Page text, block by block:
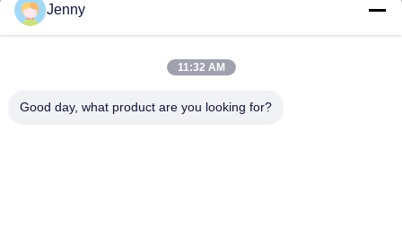
Εργασιακό χρόνο
Jenny
11:32 AM
Good day, what product are you looking for?